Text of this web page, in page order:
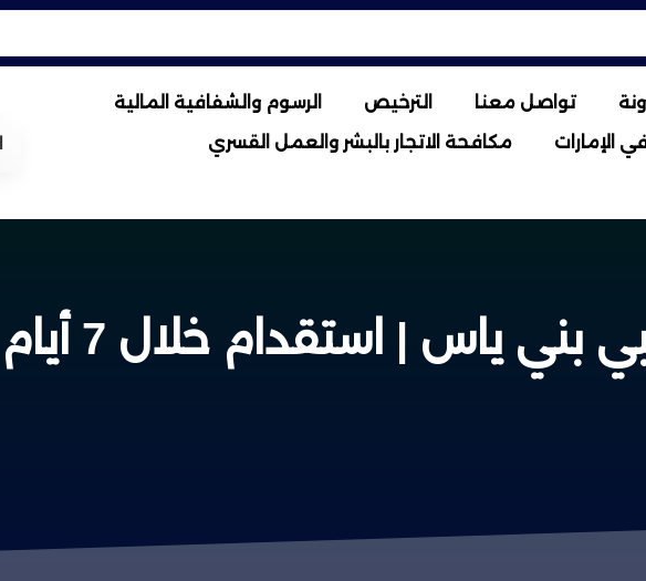
تواصل معنا الترخيص الرسوم والشفافية المالية
الإمارات مكافحة الاتجار بالبشر والعمل القسري
بني ياس | استقدام خلال 7 أيام